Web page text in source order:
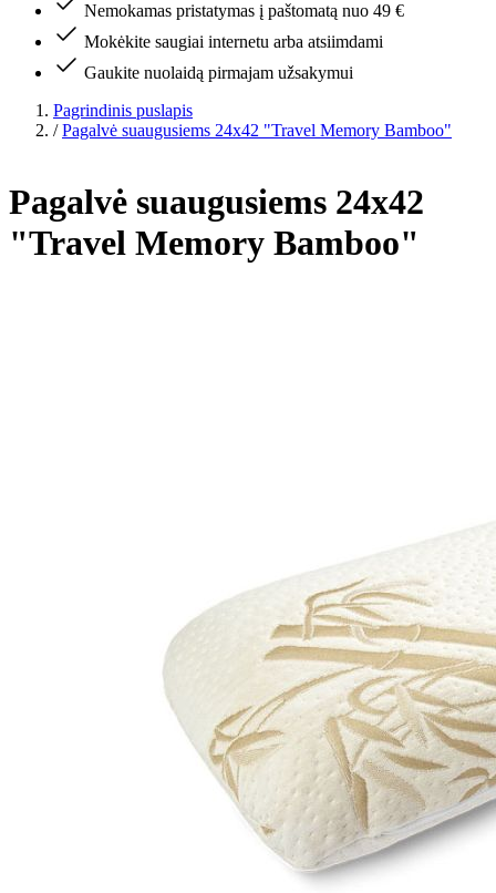
Nemokamas pristatymas į paštomatą nuo 49 €
Mokėkite saugiai internetu arba atsiimdami
Gaukite nuolaidą pirmajam užsakymui
Pagrindinis puslapis
/ Pagalvė suaugusiems 24x42 "Travel Memory Bamboo"
Pagalvė suaugusiems 24x42
"Travel Memory Bamboo"